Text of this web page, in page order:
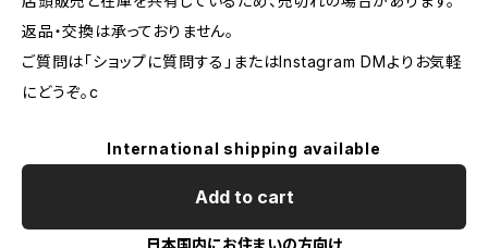
返品・交換は承っておりません。
ご質問は「ショップに質問する」またはInstagram DMよりお気軽
にどうぞ。c
International shipping available
Add to cart
日本国内にお住まいの方向け